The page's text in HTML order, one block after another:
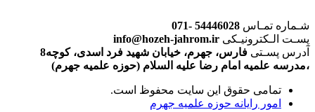
شـماره تمـاس 54446028 -071
پسـت الـکترونیـکی info@hozeh-jahrom.ir
آدرس پسـتی
فارس، جهرم، خیابان شهید فرد اسدی، کوچه8
،مدرسه علمیه امام رضا علیه السلام (حوزه علمیه جهرم)
تمامی حقوق این سایت محفوظ است.
امور رایانه حوزه علمیه جهرم